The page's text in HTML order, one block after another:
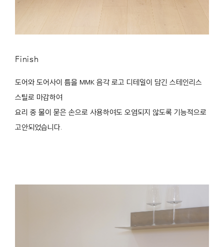
Finish
도어와 도어사이 틈을 MMK 음각 로고 디테일이 담긴 스테인리스
스틸로 마감하여
요리 중 물이 묻은 손으로 사용하여도 오염되지 않도록 기능적으로
고안되었습니다.